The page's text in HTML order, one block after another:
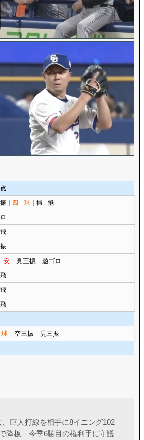
｜ 四 球｜捕 飛
安｜見三振｜遊ゴロ
｜空三振｜見三振
、巨人打線を相手に8イニング102
降板 今季6勝目の権利手に守護